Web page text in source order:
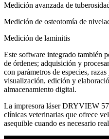
Medición avanzada de
Medición de osteotomía de
Medición de laminitis
Este software integrado también
de órdenes; adquisición y
con parámetros de especies,
visualización, edición y
almacenamiento digital.
La impresora láser DRYVIEW
clínicas veterinarias que ofrece
asequible cuando es necesario